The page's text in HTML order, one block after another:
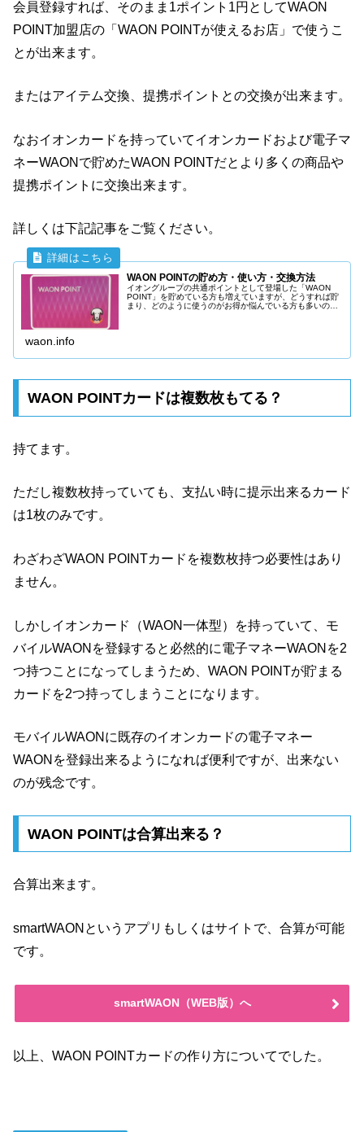
会員登録すれば、そのまま1ポイント1円としてWAON
POINT加盟店の「WAON POINTが使えるお店」で使うこ
とが出来ます。
またはアイテム交換、提携ポイントとの交換が出来ます。
なおイオンカードを持っていてイオンカードおよび電子マ
ネーWAONで貯めたWAON POINTだとより多くの商品や
提携ポイントに交換出来ます。
詳しくは下記記事をご覧ください。
WAON POINTの貯め方・使い方・交換方法
イオングループの共通ポイントとして登場した「WAON
POINT」を貯めている方も増えていますが、どうすれば貯
まり、どのように使うのがお得か悩んでいる方も多いので
waon.info
WAON POINTカードは複数枚もてる？
持てます。
ただし複数枚持っていても、支払い時に提示出来るカード
は1枚のみです。
わざわざWAON POINTカードを複数枚持つ必要性はあり
ません。
しかしイオンカード（WAON一体型）を持っていて、モ
バイルWAONを登録すると必然的に電子マネーWAONを2
つ持つことになってしまうため、WAON POINTが貯まる
カードを2つ持ってしまうことになります。
モバイルWAONに既存のイオンカードの電子マネー
WAONを登録出来るようになれば便利ですが、出来ない
のが残念です。
WAON POINTは合算出来る？
合算出来ます。
smartWAONというアプリもしくはサイトで、合算が可能
です。
smartWAON（WEB版）へ
以上、WAON POINTカードの作り方についてでした。